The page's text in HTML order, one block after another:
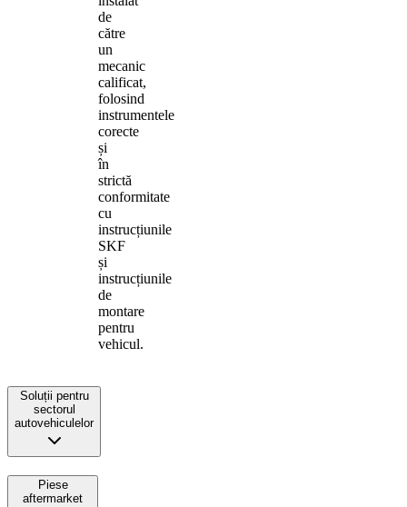
de
către
un
mecanic
calificat,
folosind
instrumentele
corecte
și
în
strictă
conformitate
cu
instrucțiunile
SKF
și
instrucțiunile
de
montare
pentru
vehicul.
Soluții pentru
sectorul
autovehiculelor
Piese
aftermarket